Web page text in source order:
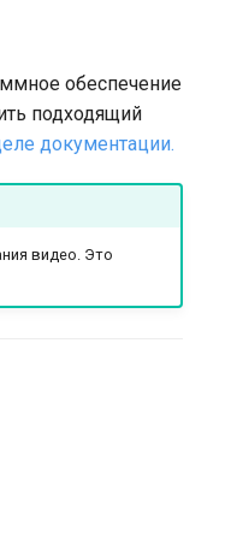
обеспечение
подходящий
документации.
видео. Это